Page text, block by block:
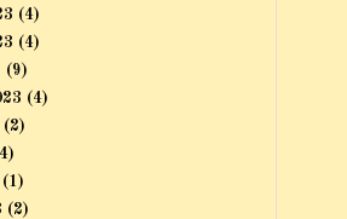
(4)
(4)
(9)
(4)
(2)
(1)
(2)